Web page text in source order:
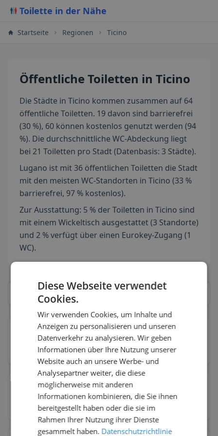
Toilette in der Nähe
Startseite Regionen Ticino
Öffentliche Toiletten in Ticino
Die Städte in Ticino kommen zusammen auf 64
öffentliche Toiletten. 19 davon sind barrierefrei
(30 %), 60 können kostenlos genutzt werden (94
%). Die durchschnittliche WC-Abdeckung liegt
bei 21 Toiletten pro Stadt (Datenbasis: 3 Städte).
Lugano ist mit 36 öffentlichen Toiletten die Stadt
mit den meisten WC-Standorten in Ticino (33 %
barrierefrei, 97 % kostenlos).
Zur Ausstattung: 5 % der Toiletten in Ticino sind
mit einem Wickeltisch ausgestattet (3 Standorte)
und 2 % verfügt über einen Eurokey-Zugang (1
WC).
Bellinzona
Toiletten 84% kostenlos 26% barrierefrei
Locarno
Toiletten 100% kostenlos 22% barrierefrei
Diese Webseite verwendet
Cookies.
Wir verwenden Cookies, um Inhalte und
Anzeigen zu personalisieren und unseren
Datenverkehr zu analysieren. Wir geben
Informationen über Ihre Nutzung unserer
Website auch an unsere Werbe- und
Analysepartner weiter, die diese
möglicherweise mit anderen
Informationen kombinieren, die Sie ihnen
bereitgestellt haben oder die sie im
Rahmen Ihrer Nutzung ihrer Dienste
gesammelt haben. Datenschutzrichtlinie